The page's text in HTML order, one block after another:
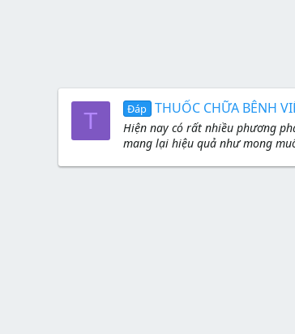
T Đáp THUỐC CHỮA BÊNH
Hiện nay có rất nhiều phương
mang lại hiệu quả như mong